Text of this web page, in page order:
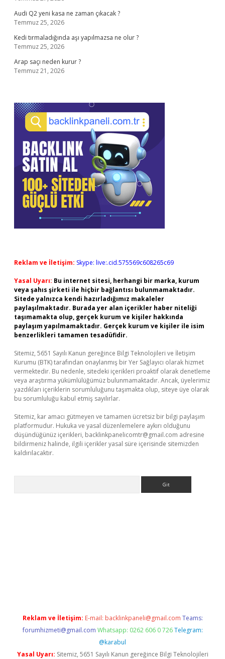
Audi Q2 yeni kasa ne zaman çıkacak ?
Temmuz 25, 2026
Kedi tırmaladığında aşı yapılmazsa ne olur ?
Temmuz 25, 2026
Arap saçı neden kurur ?
Temmuz 21, 2026
Reklam ve İletişim: Skype: live:.cid.575569c608265c69
Yasal Uyarı: Bu internet sitesi, herhangi bir marka, kurum
veya şahıs şirketi ile hiçbir bağlantısı bulunmamaktadır.
Sitede yalnızca kendi hazırladığımız makaleler
paylaşılmaktadır. Burada yer alan içerikler haber niteliği
taşımamakta olup, gerçek kurum ve kişiler hakkında
paylaşım yapılmamaktadır. Gerçek kurum ve kişiler ile isim
benzerlikleri tamamen tesadüfidir.
Sitemiz, 5651 Sayılı Kanun gereğince Bilgi Teknolojileri ve İletişim
Kurumu (BTK) tarafından onaylanmış bir Yer Sağlayıcı olarak hizmet
vermektedir. Bu nedenle, sitedeki içerikleri proaktif olarak denetleme
veya araştırma yükümlülüğümüz bulunmamaktadır. Ancak, üyelerimiz
yazdıkları içeriklerin sorumluluğunu taşımakta olup, siteye üye olarak
bu sorumluluğu kabul etmiş sayılırlar.
Sitemiz, kar amacı gütmeyen ve tamamen ücretsiz bir bilgi paylaşım
platformudur. Hukuka ve yasal düzenlemelere aykırı olduğunu
düşündüğünüz içerikleri, backlinkpanelicomtr@gmail.com adresine
bildirmeniz halinde, ilgili içerikler yasal süre içerisinde sitemizden
kaldırılacaktır.
Reklam ve İletişim: E-mail: backlinkpaneli@gmail.com Teams:
forumhizmeti@gmail.com Whatsapp: 0262 606 0 726 Telegram:
@karabul
Yasal Uyarı: Sitemiz, 5651 Sayılı Kanun gereğince Bilgi Teknolojileri